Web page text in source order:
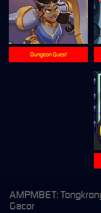
Dungeon Quest
AMPMBET:
Gacor